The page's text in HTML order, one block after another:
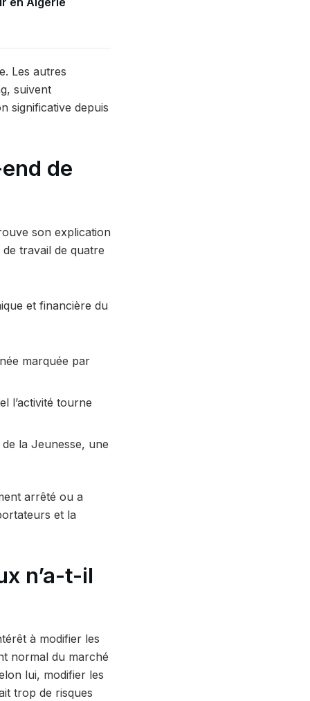
Les autres
suivent
significative depuis
de
son explication
travail de quatre
et financière du
marquée par
l’activité tourne
la Jeunesse, une
arrêté ou a
et la
n’a-t-il
à modifier les
normal du marché
lui, modifier les
trop de risques